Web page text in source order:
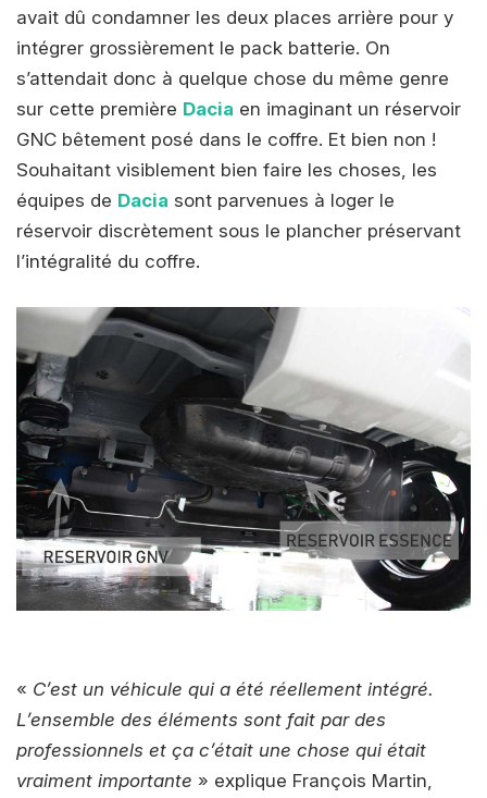
avait dû condamner les deux places arrière pour y
intégrer grossièrement le pack batterie. On
s’attendait donc à quelque chose du même genre
sur cette première Dacia en imaginant un réservoir
GNC bêtement posé dans le coffre. Et bien non !
Souhaitant visiblement bien faire les choses, les
équipes de Dacia sont parvenues à loger le
réservoir discrètement sous le plancher préservant
l’intégralité du coffre.
« C’est un véhicule qui a été réellement intégré.
L’ensemble des éléments sont fait par des
professionnels et ça c’était une chose qui était
vraiment importante » explique François Martin,